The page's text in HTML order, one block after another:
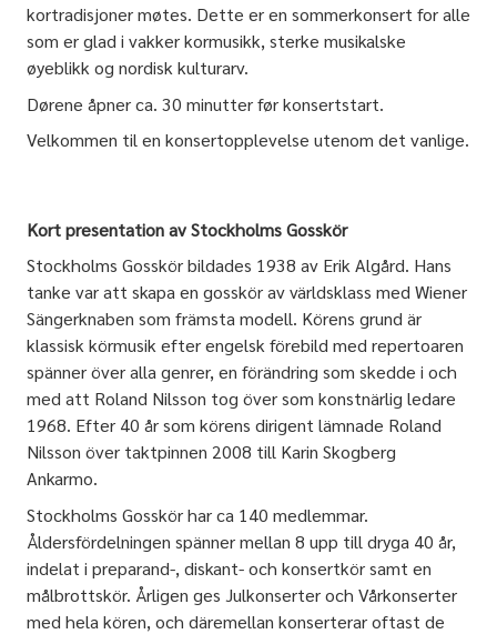
kortradisjoner møtes. Dette er en sommerkonsert for alle
som er glad i vakker kormusikk, sterke musikalske
øyeblikk og nordisk kulturarv.
Dørene åpner ca. 30 minutter før konsertstart.
Velkommen til en konsertopplevelse utenom det vanlige.
Kort presentation av Stockholms Gosskör
Stockholms Gosskör bildades 1938 av Erik Algård. Hans
tanke var att skapa en gosskör av världsklass med Wiener
Sängerknaben som främsta modell. Körens grund är
klassisk körmusik efter engelsk förebild med repertoaren
spänner över alla genrer, en förändring som skedde i och
med att Roland Nilsson tog över som konstnärlig ledare
1968. Efter 40 år som körens dirigent lämnade Roland
Nilsson över taktpinnen 2008 till Karin Skogberg
Ankarmo.
Stockholms Gosskör har ca 140 medlemmar.
Åldersfördelningen spänner mellan 8 upp till dryga 40 år,
indelat i preparand-, diskant- och konsertkör samt en
målbrottskör. Årligen ges Julkonserter och Vårkonserter
med hela kören, och däremellan konserterar oftast de